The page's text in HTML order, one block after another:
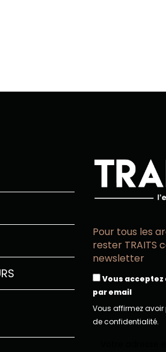
Pour tous les
rester TRAITS
newsletter
Vous acceptez
par email
Vous affirmez
de confidentialité.